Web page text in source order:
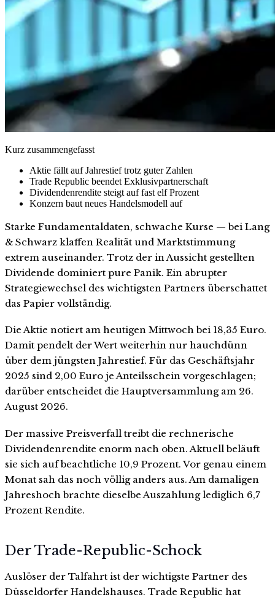
Kurz zusammengefasst
Aktie fällt auf Jahrestief trotz guter Zahlen
Trade Republic beendet Exklusivpartnerschaft
Dividendenrendite steigt auf fast elf Prozent
Konzern baut neues Handelsmodell auf
Starke Fundamentaldaten, schwache Kurse — bei Lang
& Schwarz klaffen Realität und Marktstimmung
extrem auseinander. Trotz der in Aussicht gestellten
Dividende dominiert pure Panik. Ein abrupter
Strategiewechsel des wichtigsten Partners überschattet
das Papier vollständig.
Die Aktie notiert am heutigen Mittwoch bei 18,35 Euro.
Damit pendelt der Wert weiterhin nur hauchdünn
über dem jüngsten Jahrestief. Für das Geschäftsjahr
2025 sind 2,00 Euro je Anteilsschein vorgeschlagen;
darüber entscheidet die Hauptversammlung am 26.
August 2026.
Der massive Preisverfall treibt die rechnerische
Dividendenrendite enorm nach oben. Aktuell beläuft
sie sich auf beachtliche 10,9 Prozent. Vor genau einem
Monat sah das noch völlig anders aus. Am damaligen
Jahreshoch brachte dieselbe Auszahlung lediglich 6,7
Prozent Rendite.
Der Trade-Republic-Schock
Auslöser der Talfahrt ist der wichtigste Partner des
Düsseldorfer Handelshauses. Trade Republic hat